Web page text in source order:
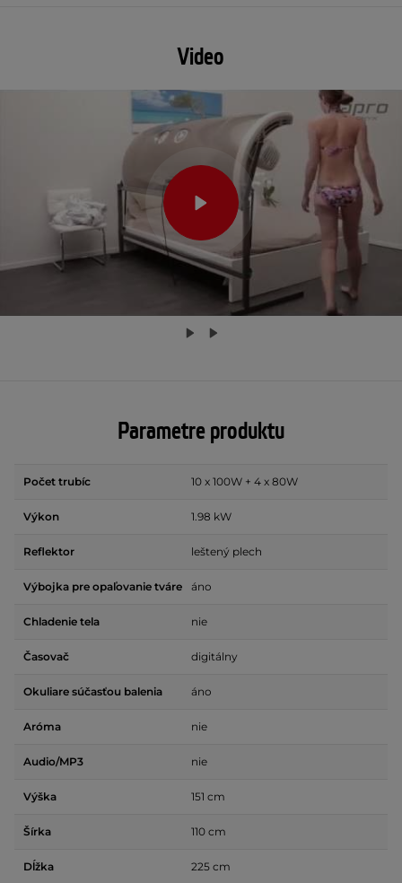
Video
Parametre produktu
Počet trubíc 10 x 100W + 4 x 80W
Výkon 1.98 kW
Reflektor leštený plech
Výbojka pre opaľovanie tváre áno
Chladenie tela nie
Časovač digitálny
Okuliare súčasťou balenia áno
Aróma nie
Audio/MP3 nie
Výška 151 cm
Šírka 110 cm
Dĺžka 225 cm